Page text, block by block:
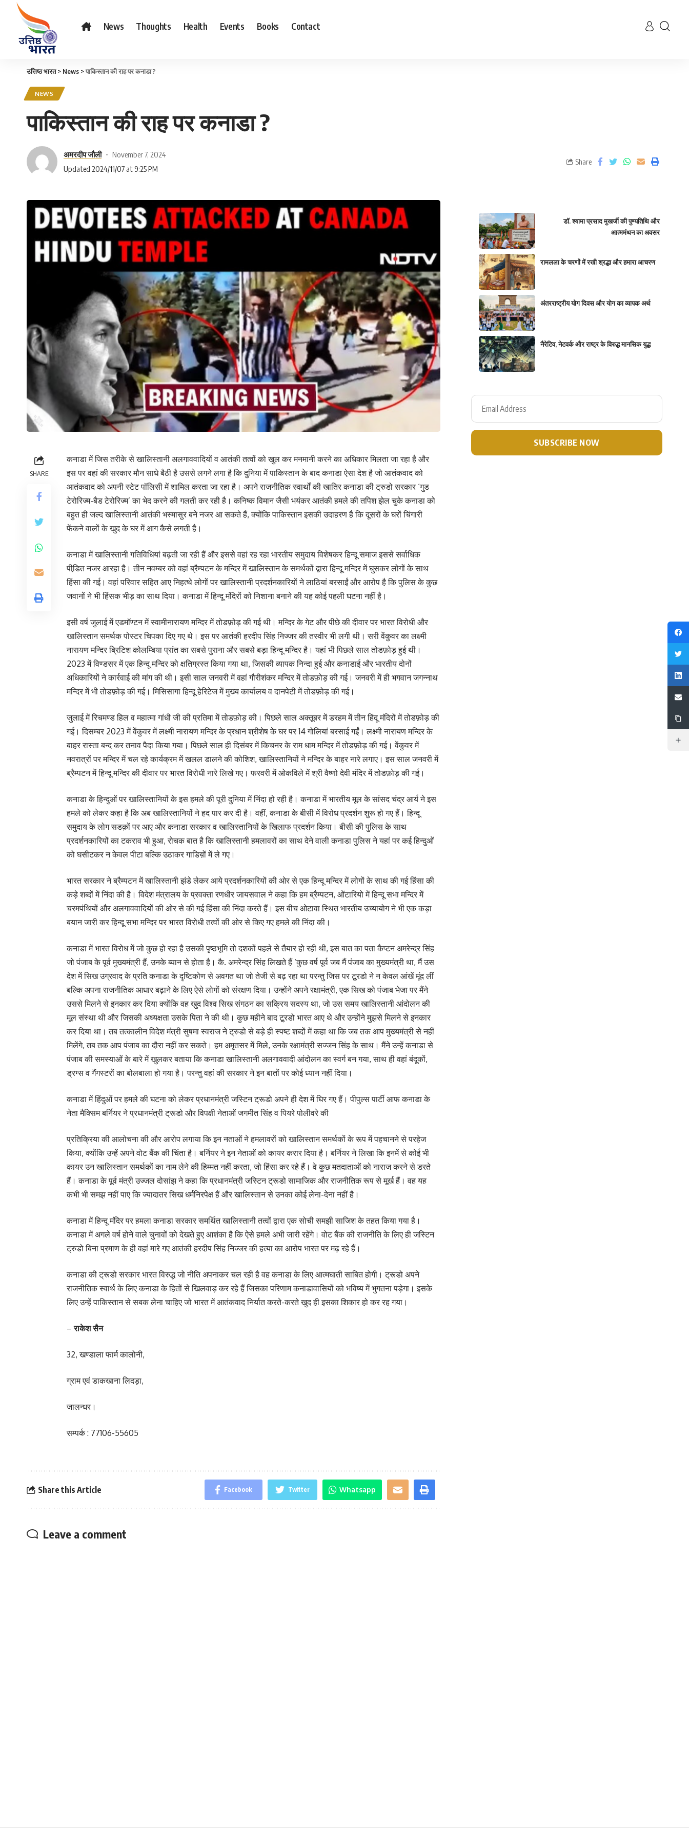
News Thoughts Health Events Books Contact
उत्तिष्ठ भारत> News >पाकिस्तान की राह पर कनाडा ?
NEWS
पाकिस्तान की राह पर कनाडा ?
अमरदीप जौली
November 7, 2024
Updated 2024/11/07 at 9:25 PM
Share
SHARE
कनाडा में जिस तरीके से खालिस्तानी अलगाववादियों व आतंकी तत्वों को खुल कर मनमानी करने का अधिकार मिलता जा रहा है और
इस पर वहां की सरकार मौन साधे बैठी है उससे लगने लगा है कि दुनिया में पाकिस्तान के बाद कनाडा ऐसा देश है जो आतंकवाद को
आतंकवाद को अपनी स्टेट पॉलिसी में शामिल करता जा रहा है। अपने राजनीतिक स्वार्थों की खातिर कनाडा की ट्रुडो सरकार ‘गुड
टेरोरिज्म-बैड टेरोरिज्म’ का भेद करने की गलती कर रही है। कनिष्क विमान जैसी भयंकर आतंकी हमले की तपिश झेल चुके कनाडा को
बहुत ही जल्द खालिस्तानी आतंकी भस्मासुर बने नजर आ सकते हैं, क्योंकि पाकिस्तान इसकी उदाहरण है कि दूसरों के घरों चिंगारी
फेंकने वालों के खुद के घर में आग कैसे लगती है।
कनाडा में खालिस्तानी गतिविधियां बढ़ती जा रही हैं और इससे वहां रह रहा भारतीय समुदाय विशेषकर हिन्दू समाज इससे सर्वाधिक
पीडि़त नजर आरहा है। तीन नवम्बर को वहां ब्रैम्पटन के मन्दिर में खालिस्तान के समर्थकों द्वारा हिन्दू मन्दिर में घुसकर लोगों के साथ
हिंसा की गई। वहां परिवार सहित आए निहत्थे लोगों पर खालिस्तानी प्रदर्शनकारियों ने लाठियां बरसाईं और आरोप है कि पुलिस के कुछ
जवानों ने भी हिंसक भीड़ का साथ दिया। कनाडा में हिन्दू मंदिरों को निशाना बनाने की यह कोई पहली घटना नहीं है।
इसी वर्ष जुलाई में एडमॉण्टन में स्वामीनारायण मन्दिर में तोडफ़ोड़ की गई थी। मन्दिर के गेट और पीछे की दीवार पर भारत विरोधी और
खालिस्तान समर्थक पोस्टर चिपका दिए गए थे। इस पर आतंकी हरदीप सिंह निज्जर की तस्वीर भी लगी थी। सरी वेंकुवर का लक्ष्मी
नारायण मन्दिर ब्रिटिश कोलम्बिया प्रांत का सबसे पुराना और सबसे बड़ा हिन्दू मन्दिर है। यहां भी पिछले साल तोडफ़ोड़ हुई थी।
2023 में विण्डसर में एक हिन्दू मन्दिर को क्षतिग्रस्त किया गया था, जिसकी व्यापक निन्दा हुई और कनाडाई और भारतीय दोनों
अधिकारियों ने कार्रवाई की मांग की थी। इसी साल जनवरी में वहां गौरीशंकर मन्दिर में तोडफ़ोड़ की गई। जनवरी में ही भगवान जगन्नाथ
मन्दिर में भी तोडफ़ोड़ की गई। मिसिसागा हिन्दू हेरिटेज में मुख्य कार्यालय व दानपेटी में तोडफ़ोड़ की गई।
जुलाई में रिचमण्ड हिल व महात्मा गांधी जी की प्रतिमा में तोडफ़ोड़ की। पिछले साल अक्तूबर में डरहम में तीन हिंदू मंदिरों में तोडफ़ोड़ की
गई। दिसम्बर 2023 में वेंकुवर में लक्ष्मी नारायण मन्दिर के प्रधान श्रीशेष के घर पर 14 गोलियां बरसाई गईं। लक्ष्मी नारायण मन्दिर के
बाहर रास्ता बन्द कर तनाव पैदा किया गया। पिछले साल ही दिसंबर में किचनर के राम धाम मन्दिर में तोडफ़ोड़ की गई। वेंकुवर में
नवरात्रों पर मन्दिर में चल रहे कार्यक्रम में खलल डालने की कोशिश, खालिस्तानियों ने मन्दिर के बाहर नारे लगाए। इस साल जनवरी में
ब्रैम्पटन में हिन्दू मन्दिर की दीवार पर भारत विरोधी नारे लिखे गए। फरवरी में ओकविले में श्री वैष्णो देवी मंदिर में तोडफ़ोड़ की गई।
कनाडा के हिन्दुओं पर खालिस्तानियों के इस हमले की पूरी दुनिया में निंदा हो रही है। कनाडा में भारतीय मूल के सांसद चंद्र आर्य ने इस
हमले को लेकर कहा है कि अब खालिस्तानियों ने हद पार कर दी है। वहीं, कनाडा के बीसी में विरोध प्रदर्शन शुरू हो गए हैं। हिन्दू
समुदाय के लोग सडक़ों पर आए और कनाडा सरकार व खालिस्तानियों के खिलाफ प्रदर्शन किया। बीसी की पुलिस के साथ
प्रदर्शनकारियों का टकराव भी हुआ, रोचक बात है कि खालिस्तानी हमलावरों का साथ देने वाली कनाडा पुलिस ने यहां पर कई हिन्दुओं
को घसीटकर न केवल पीटा बल्कि उठाकर गाडिय़ों में ले गए।
भारत सरकार ने ब्रैम्पटन में खालिस्तानी झंडे लेकर आये प्रदर्शनकारियों की ओर से एक हिन्दू मन्दिर में लोगों के साथ की गई हिंसा की
कड़े शब्दों में निंदा की है। विदेश मंत्रालय के प्रवक्ता रणधीर जायसवाल ने कहा कि हम ब्रैम्पटन, ओंटारियो में हिन्दू सभा मन्दिर में
चरमपंथियों और अलगाववादियों की ओर से की गई हिंसा की निंदा करते हैं। इस बीच ओटावा स्थित भारतीय उच्यायोग ने भी एक कड़ा
बयान जारी कर हिन्दू सभा मन्दिर पर भारत विरोधी तत्वों की ओर से किए गए हमले की निंदा की।
कनाडा में भारत विरोध में जो कुछ हो रहा है उसकी पृष्ठभूमि तो दशकों पहले से तैयार हो रही थी, इस बात का पता कैप्टन अमरेन्द्र सिंह
जो पंजाब के पूर्व मुख्यमंत्री हैं, उनके ब्यान से होता है। कै. अमरेन्द्र सिंह लिखते हैं ‘कुछ वर्ष पूर्व जब मैं पंजाब का मुख्यमंत्री था, मैं उस
देश में सिख उग्रवाद के प्रति कनाडा के दृष्टिकोण से अवगत था जो तेजी से बढ़ रहा था परन्तु जिस पर टू्रडो ने न केवल आंखें मूंद लीं
बल्कि अपना राजनीतिक आधार बढ़ाने के लिए ऐसे लोगों को संरक्षण दिया। उन्होंने अपने रक्षामंत्री, एक सिख को पंजाब भेजा पर मैंने
उससे मिलने से इनकार कर दिया क्योंकि वह खुद विश्व सिख संगठन का सक्रिय सदस्य था, जो उस समय खालिस्तानी आंदोलन की
मूल संस्था थी और जिसकी अध्यक्षता उसके पिता ने की थी। कुछ महीने बाद टू्रडो भारत आए थे और उन्होंने मुझसे मिलने से इनकार
कर दिया था। तब तत्कालीन विदेश मंत्री सुषमा स्वराज ने ट्रुडो से बड़े ही स्पष्ट शब्दों में कहा था कि जब तक आप मुख्यमंत्री से नहीं
मिलेंगे, तब तक आप पंजाब का दौरा नहीं कर सकते। हम अमृतसर में मिले, उनके रक्षामंत्री सज्जन सिंह के साथ। मैंने उन्हें कनाडा से
पंजाब की समस्याओं के बारे में खुलकर बताया कि कनाडा खालिस्तानी अलगाववादी आंदोलन का स्वर्ग बन गया, साथ ही वहां बंदूकों,
ड्रग्स व गैंगस्टरों का बोलबाला हो गया है। परन्तु वहां की सरकार ने इन बातों पर कोई ध्यान नहीं दिया।
कनाडा में हिंदुओं पर हमले की घटना को लेकर प्रधानमंत्री जस्टिन ट्रूडो अपने ही देश में घिर गए हैं। पीपुल्स पार्टी आफ कनाडा के
नेता मैक्सिम बर्नियर ने प्रधानमंत्री ट्रूडो और विपक्षी नेताओं जगमीत सिंह व पियरे पोलीवरे की
प्रतिक्रिया की आलोचना की और आरोप लगाया कि इन नताओं ने हमलावरों को खालिस्तान समर्थकों के रूप में पहचानने से परहेज
किया, क्योंकि उन्हें अपने वोट बैंक की चिंता है। बर्नियर ने इन नेताओं को कायर करार दिया है। बर्नियर ने लिखा कि इनमें से कोई भी
कायर उन खालिस्तान समर्थकों का नाम लेने की हिम्मत नहीं करता, जो हिंसा कर रहे हैं। वे कुछ मतदाताओं को नाराज करने से डरते
हैं। कनाडा के पूर्व मंत्री उज्जल दोसांझ ने कहा कि प्रधानमंत्री जस्टिन ट्रूडो सामाजिक और राजनीतिक रूप से मूर्ख हैं। वह यह
कभी भी समझ नहीं पाए कि ज्यादातर सिख धर्मनिरपेक्ष हैं और खालिस्तान से उनका कोई लेना-देना नहीं है।
कनाडा में हिन्दू मंदिर पर हमला कनाडा सरकार समर्थित खालिस्तानी तत्वों द्वारा एक सोची समझी साजिश के तहत किया गया है।
कनाडा में अगले वर्ष होने वाले चुनावों को देखते हुए आशंका है कि ऐसे हमले अभी जारी रहेंगे। वोट बैंक की राजनीति के लिए ही जस्टिन
ट्रुडो बिना प्रमाण के ही वहां मारे गए आतंकी हरदीप सिंह निज्जर की हत्या का आरोप भारत पर मढ़ रहे हैं।
कनाडा की ट्रूडो सरकार भारत विरुद्ध जो नीति अपनाकर चल रही है वह कनाडा के लिए आत्मघाती साबित होगी। ट्रूडो अपने
राजनीतिक स्वार्थ के लिए कनाडा के हितों से खिलवाड़ कर रहे हैं जिसका परिणाम कनाडावासियों को भविष्य में भुगतना पड़ेगा। इसके
लिए उन्हें पाकिस्तान से सबक लेना चाहिए जो भारत में आतंकवाद निर्यात करते-करते खुद ही इसका शिकार हो कर रह गया।
–राकेश सैन
32, खण्डाला फार्म कालोनी,
ग्राम एवं डाकखाना लिदड़ा,
जालन्धर।
सम्पर्क : 77106-55605
Share this Article Facebook Twitter Whatsapp
Leave a comment
डॉ. श्यामा प्रसाद मुखर्जी की पुण्यतिथि और
आत्ममंथन का अवसर
रामलला के चरणों में रखी श्रद्धा और हमारा आचरण
अंतरराष्ट्रीय योग दिवस और योग का व्यापक अर्थ
नैरेटिव, नेटवर्क और राष्ट्र के विरुद्ध मानसिक युद्ध